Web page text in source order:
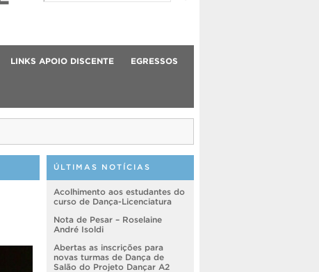
LINKS APOIO DISCENTE EGRESSOS
ÚLTIMAS NOTÍCIAS
Acolhimento aos estudantes do
curso de Dança-Licenciatura
Nota de Pesar – Roselaine
André Isoldi
Abertas as inscrições para
novas turmas de Dança de
Salão do Projeto Dançar A2